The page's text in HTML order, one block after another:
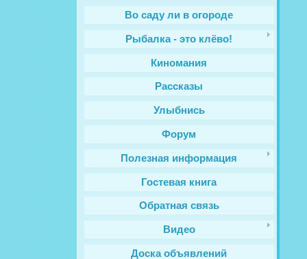
Во саду ли в огороде
Рыбалка - это клёво!
Киномания
Рассказы
Улыбнись
Форум
Полезная информация
Гостевая книга
Обратная связь
Видео
Доска объявлений